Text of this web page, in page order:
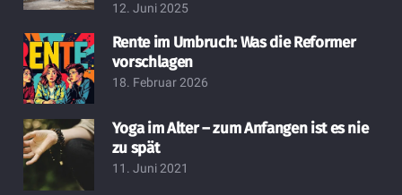
12. Juni 2025
Rente im Umbruch: Was die Reformer
vorschlagen
18. Februar 2026
Yoga im Alter – zum Anfangen ist es nie
zu spät
11. Juni 2021